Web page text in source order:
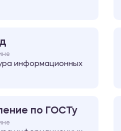
информационных
по ГОСТу